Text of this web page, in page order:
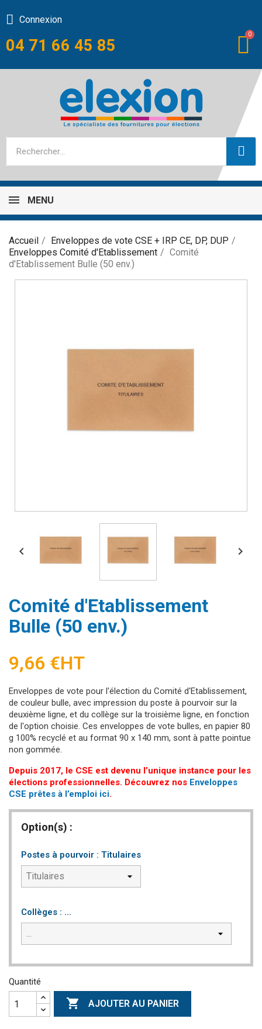
04 71 66 45 85
Connexion
MENU
Accueil
Enveloppes de vote CSE + IRP CE, DP, DUP
Enveloppes Comité d'Etablissement
Comité
d'Etablissement Bulle (50 env.)
 
Comité d'Etablissement
Bulle (50 env.)
9,66 €HT
Enveloppes de vote pour l'élection du Comité d'Etablissement,
de couleur bulle, avec impression du poste à pourvoir sur la
deuxième ligne, et du collège sur la troisième ligne, en fonction
de l'option choisie. Ces enveloppes de vote bulles, en papier 80
g 100% recyclé et au format 90 x 140 mm, sont à patte pointue
non gommée.
Depuis 2017, le CSE est devenu l’unique instance pour les
élections professionnelles. Découvrez nos Enveloppes
CSE prêtes à l’emploi ici.
Option(s) :
Postes à pourvoir : Titulaires
Collèges : ...
Quantité
 AJOUTER AU PANIER